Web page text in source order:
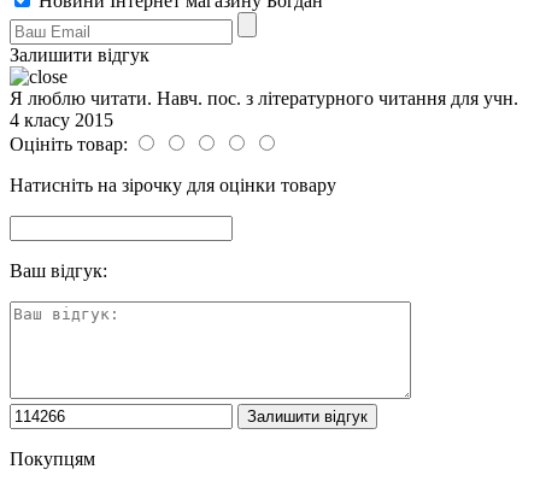
Залишити відгук
Я люблю читати. Навч. пос. з літературного читання для учн.
4 класу 2015
Оцініть товар:
Натисніть на зірочку для оцінки товару
Ваш відгук:
Покупцям